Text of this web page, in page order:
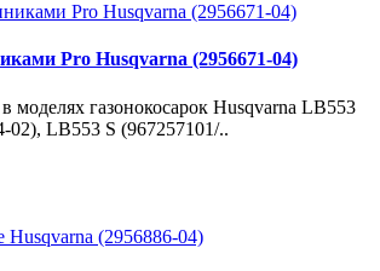
Pro Husqvarna (2956671-04)
моделях газонокосарок Husqvarna LB553
02), LB553 S (967257101/..